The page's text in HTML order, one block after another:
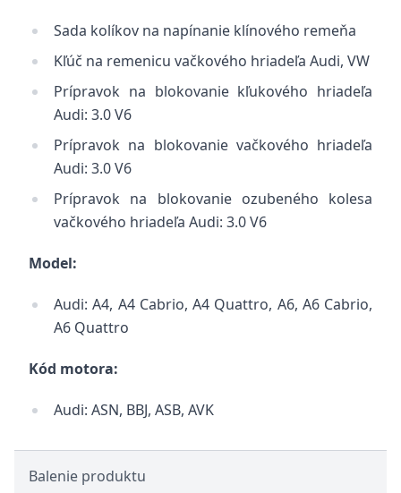
Sada kolíkov na napínanie klínového remeňa
Kľúč na remenicu vačkového hriadeľa Audi, VW
Prípravok na blokovanie kľukového hriadeľa
Audi: 3.0 V6
Prípravok na blokovanie vačkového hriadeľa
Audi: 3.0 V6
Prípravok na blokovanie ozubeného kolesa
vačkového hriadeľa Audi: 3.0 V6
Model:
Audi: A4, A4 Cabrio, A4 Quattro, A6, A6 Cabrio,
A6 Quattro
Kód motora:
Audi: ASN, BBJ, ASB, AVK
Balenie produktu